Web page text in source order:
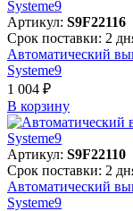
Артикул: S9F22116
Срок поставки: 2
Автоматический
Systeme9
1 004 ₽
В корзинy
Артикул: S9F22110
Срок поставки: 2
Автоматический
Systeme9